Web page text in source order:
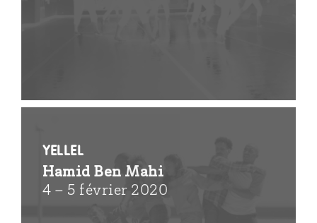
Yellel
Hamid Ben Mahi
4 – 5 février 2020